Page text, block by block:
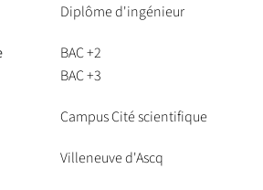
Diplôme d'ingénieur
BAC +2
BAC +3
Campus Cité scientifique
Villeneuve d'Ascq